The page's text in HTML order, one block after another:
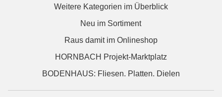
Weitere Kategorien im Überblick
Neu im Sortiment
Raus damit im Onlineshop
HORNBACH Projekt-Marktplatz
BODENHAUS: Fliesen. Platten. Dielen